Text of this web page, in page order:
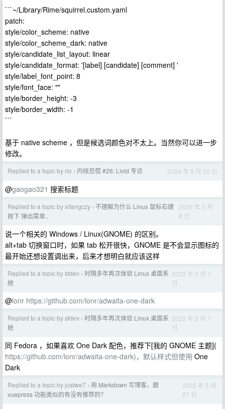
```~/Library/Rime/squirrel.custom.yaml
patch:
style/color_scheme: native
style/color_scheme_dark: native
style/candidate_list_layout: linear
style/candidate_format: '[label] [candidate] [comment] '
style/label_font_point: 8
style/font_face: ""
style/border_height: -3
style/border_width: -1
```
基于 native scheme ，但是候选词颜色对不太上。当然你可以进一步
修改。
Replied to a topic by rio › 内核恐慌 #26: Livid 专访 2024 年 9 月 25 日
@gaogao321 搜索标题
Replied to a topic by xifangczy › 不理解为什么 Linux 鼠标右键
按下 弹出菜单..
2023 年 5 月
8 日
说一个相关的 Windows / Linux(GNOME) 的区别。
alt+tab 切换窗口时，如果 tab 松开很快，GNOME 是不会显示图标的
最开始还想设置调出来，后来才想明白就应该这样
Replied to a topic by sfdev › 时隔多年再次体验 Linux 桌面系
统
2023 年 5 月 7
日
@lonr https://github.com/lonr/adwaita-one-dark
Replied to a topic by sfdev › 时隔多年再次体验 Linux 桌面系
统
2023 年 5 月 7
日
同 Fedora ，如果喜欢 One Dark 配色，推荐下[我的 GNOME 主题](
https://github.com/lonr/adwaita-one-dark)，默认样式但使用 One
Dark
Replied to a topic by justwe7 › 用 Markdown 写博客，跟
vuepress 功能类似的有没有推荐的？
2022 年 5 月
27 日